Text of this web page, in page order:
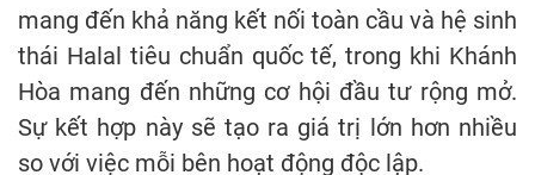
mang đến khả năng kết nối toàn cầu và hệ sinh
thái Halal tiêu chuẩn quốc tế, trong khi Khánh
Hòa mang đến những cơ hội đầu tư rộng mở.
Sự kết hợp này sẽ tạo ra giá trị lớn hơn nhiều
so với việc mỗi bên hoạt động độc lập.